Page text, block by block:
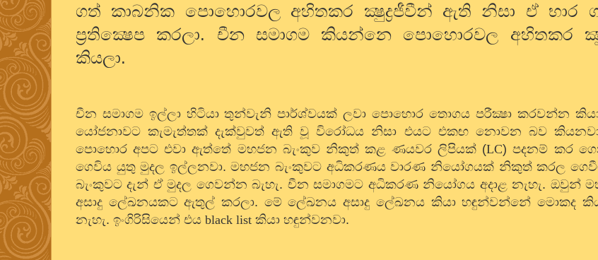
ගත් කාබනික පොහොරවල අහිතකර ක්‍ෂුද්‍රජීවීන් ඇති නිසා ඒ භාර
ප්‍රතික්‍ෂෙප කරලා. චීන සමාගම කියන්නෙ පොහොරවල අහිතකර
කියලා.
චීන සමාගම ඉල්ලා හිටියා තුන්වැනි පාර්ශ්වයක් ලවා පොහොර තොගය පරීක්‍ෂා කරවන්න
යෝජනාවට කැමැත්තක් දැක්වුවත් ඇති වූ විරෝධය නිසා එයට එකඟ නොවන බව
පොහොර අපට එවා ඇත්තේ මහජන බැංකුව නිකුත් කළ ණයවර ලිපියක් (LC) පදනම් කර
ගෙවිය යුතු මුදල ඉල්ලනවා. මහජන බැංකුවට අධිකරණය වාරණ නියෝගයක් නිකුත් කරල
බැංකුවට දැන් ඒ මුදල ගෙවන්න බැහැ. චීන සමාගමට අධිකරණ නියෝගය අදාළ නැහැ. ඔවුන්
අසාදු ලේඛනයකට ඇතුල් කරලා. මේ ලේඛනය අසාදු ලේඛනය කියා හඳුන්වන්නේ මොකද
නැහැ. ඉංගිරිසියෙන් එය black list කියා හඳුන්වනවා.